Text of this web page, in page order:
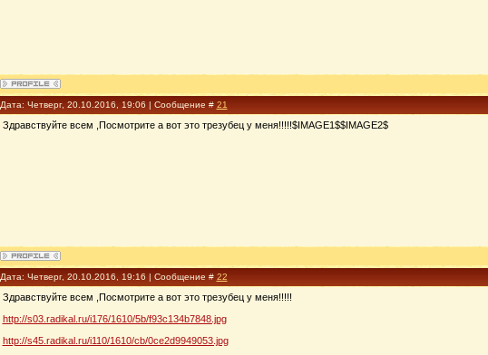
Дата: Четверг, 20.10.2016, 19:06 | Сообщение # 21
Здравствуйте всем ,Посмотрите а вот это трезубец у меня!!!!!$IMAGE1$$IMAGE2$
Дата: Четверг, 20.10.2016, 19:16 | Сообщение # 22
Здравствуйте всем ,Посмотрите а вот это трезубец у меня!!!!!
http://s03.radikal.ru/i176/1610/5b/f93c134b7848.jpg
http://s45.radikal.ru/i110/1610/cb/0ce2d9949053.jpg